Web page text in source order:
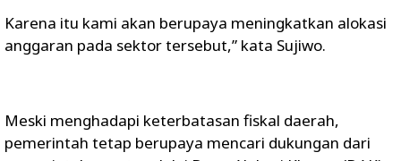
Karena itu kami akan berupaya meningkatkan alokasi
anggaran pada sektor tersebut,” kata Sujiwo.
Meski menghadapi keterbatasan fiskal daerah,
pemerintah tetap berupaya mencari dukungan dari